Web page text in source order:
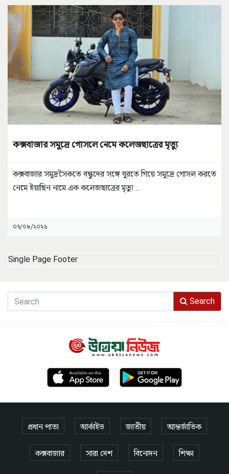
কক্সবাজার সমুদ্রে গোসলে নেমে কলেজছাত্রের মৃত্যু
কক্সবাজার সমুদ্রসৈকতে বন্ধুদের সঙ্গে ঘুরতে গিয়ে সমুদ্রে গোসল করতে
নেমে ইয়াছিন নামে এক কলেজছাত্রের মৃত্যু...
০৭/০৮/২০২৬
Single Page Footer
Search
প্রধান পাতা আর্কাইভ জাতীয় আন্তর্জাতিক
কক্সবাজার সারা দেশ বিনোদন শিক্ষা